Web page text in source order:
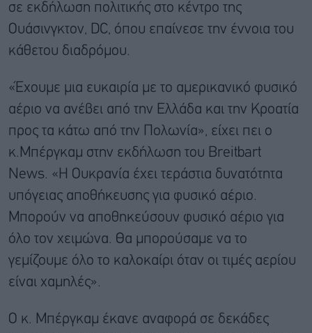
σε εκδήλωση πολιτικής στο κέντρο της
Ουάσινγκτον, DC, όπου επαίνεσε την έννοια του
κάθετου διαδρόμου.
«Έχουμε μια ευκαιρία με το αμερικανικό φυσικό
αέριο να ανέβει από την Ελλάδα και την Κροατία
προς τα κάτω από την Πολωνία», είχει πει ο
κ.Μπέργκαμ στην εκδήλωση του Breitbart
News. «Η Ουκρανία έχει τεράστια δυνατότητα
υπόγειας αποθήκευσης για φυσικό αέριο.
Μπορούν να αποθηκεύσουν φυσικό αέριο για
όλο τον χειμώνα. Θα μπορούσαμε να το
γεμίζουμε όλο το καλοκαίρι όταν οι τιμές αερίου
είναι χαμηλές».
Ο κ. Μπέργκαμ έκανε αναφορά σε δεκάδες